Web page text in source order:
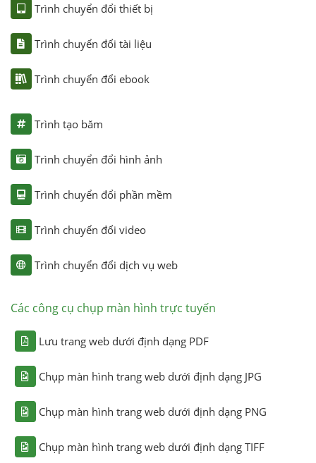
Trình chuyển đổi thiết bị
Trình chuyển đổi tài liệu
Trình chuyển đổi ebook
Trình tạo băm
Trình chuyển đổi hình ảnh
Trình chuyển đổi phần mềm
Trình chuyển đổi video
Trình chuyển đổi dịch vụ web
Các công cụ chụp màn hình trực tuyến
Lưu trang web dưới định dạng PDF
Chụp màn hình trang web dưới định dạng JPG
Chụp màn hình trang web dưới định dạng PNG
Chụp màn hình trang web dưới định dạng TIFF